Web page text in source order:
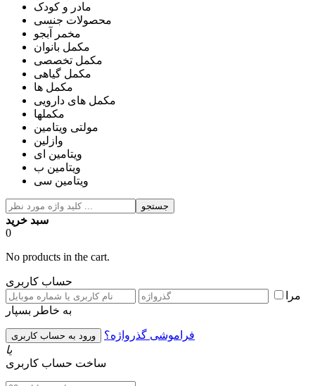
مادر و کودک
محصولات جنسی
مخمر آبجو
مکمل بانوان
مکمل تخصصی
مکمل گیاهی
مکمل ها
مکمل های دارویی
مکملها
مولتی ویتامین
وازلین
ویتامین ای
ویتامین ب
ویتامین سی
جستجو
سبد خرید
0
No products in the cart.
حساب کاربری
مرا
به خاطر بسپار
فراموشی گذرواژه؟
یا
ساخت حساب کاربری